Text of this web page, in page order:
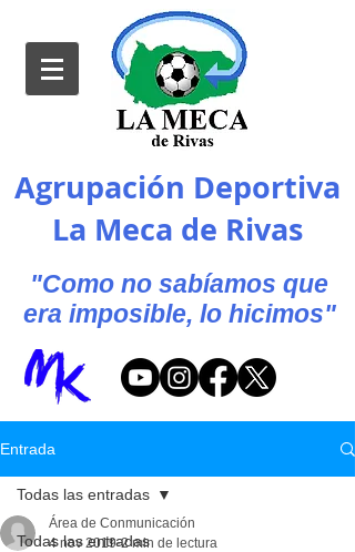
Agrupación Deportiva
La Meca de Rivas
"Como no sabíamos que
era imposible, lo hicimos"
Entrada
Todas las entradas
Todas las entradas
Área de Conmunicación
4 nov 2019 2 min de lectura